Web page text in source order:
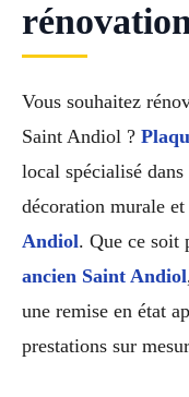
Vous souhaitez
Saint Andiol ?
local spécialisé dans
décoration murale
Andiol. Que ce soit
ancien Saint Andiol
une remise en état
prestations sur